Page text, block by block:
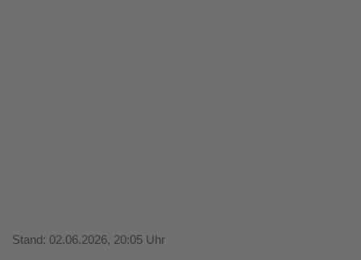
Stand: 02.06.2026, 20:05 Uhr